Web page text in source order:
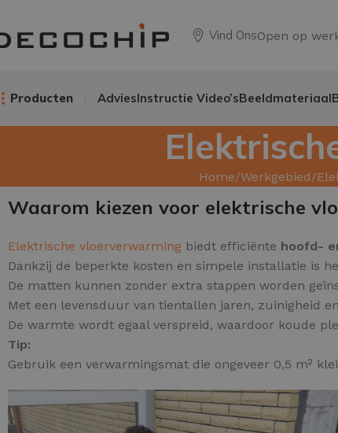
Vind OnsOpen op
Producten AdviesInstructie Video’sBeeldmateriaal
Home Werkgebied
Waarom kiezen voor elektrische
Elektrische vloerverwarming biedt efficiënte hoofd-
Dankzij de beperkte kosten en simpele installatie is
De matten kunnen zonder extra stappen worden
Met een levensduur van tientallen jaren, zuinigheid en
De warmte wordt egaal verspreid, waardoor koude
Tip:
Gebruik een verwarmingsmat die ongeveer 0,5 m²